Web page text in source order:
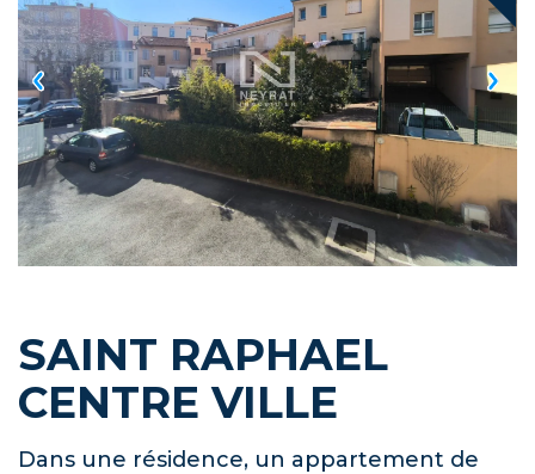
SAINT RAPHAEL
CENTRE VILLE
Dans une résidence, un appartement de